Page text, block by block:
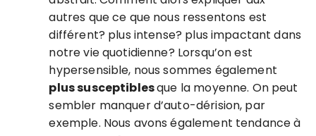
autres que ce que nous ressentons est
différent? plus intense? plus impactant dans
notre vie quotidienne? Lorsqu’on est
hypersensible, nous sommes également
plus susceptiblesque la moyenne. On peut
sembler manquer d’auto-dérision, par
exemple. Nous avons également tendance à